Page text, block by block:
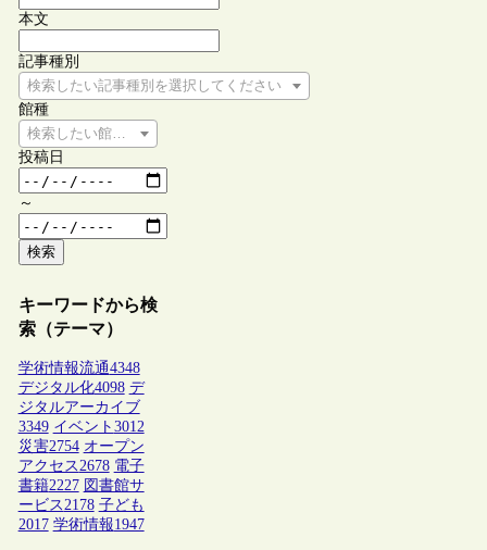
本文
記事種別
検索したい記事種別を選択してください
館種
検索したい館種を選択してください
投稿日
～
検索
キーワードから検
索（テーマ）
学術情報流通4348
デジタル化4098 デ
ジタルアーカイブ
3349 イベント 3012
災害2754 オープン
アクセス2678 電子
書籍2227 図書館サ
ービス2178 子ども
2017 学術情報1947